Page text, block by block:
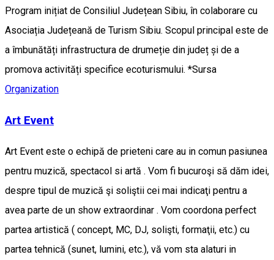
Program inițiat de Consiliul Județean Sibiu, în colaborare cu
Asociația Județeană de Turism Sibiu. Scopul principal este de
a îmbunătăți infrastructura de drumeție din județ și de a
promova activități specifice ecoturismului. *Sursa
Organization
Art Event
Art Event este o echipă de prieteni care au in comun pasiunea
pentru muzică, spectacol si artă . Vom fi bucuroşi să dăm idei,
despre tipul de muzică şi soliştii cei mai indicaţi pentru a
avea parte de un show extraordinar . Vom coordona perfect
partea artistică ( concept, MC, DJ, solişti, formaţii, etc.) cu
partea tehnică (sunet, lumini, etc.), vă vom sta alaturi in